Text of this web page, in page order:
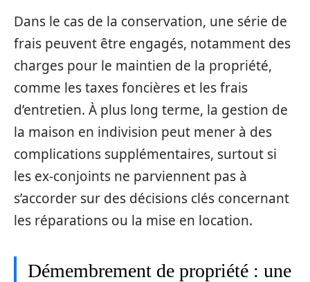
Dans le cas de la conservation, une série de
frais peuvent être engagés, notamment des
charges pour le maintien de la propriété,
comme les taxes foncières et les frais
d’entretien. À plus long terme, la gestion de
la maison en indivision peut mener à des
complications supplémentaires, surtout si
les ex-conjoints ne parviennent pas à
s’accorder sur des décisions clés concernant
les réparations ou la mise en location.
Démembrement de propriété : une